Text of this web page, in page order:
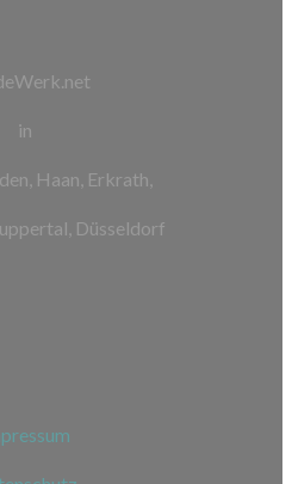
in
Haan, Erkrath,
Düsseldorf